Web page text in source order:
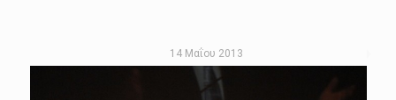
14 Μαΐου 2013